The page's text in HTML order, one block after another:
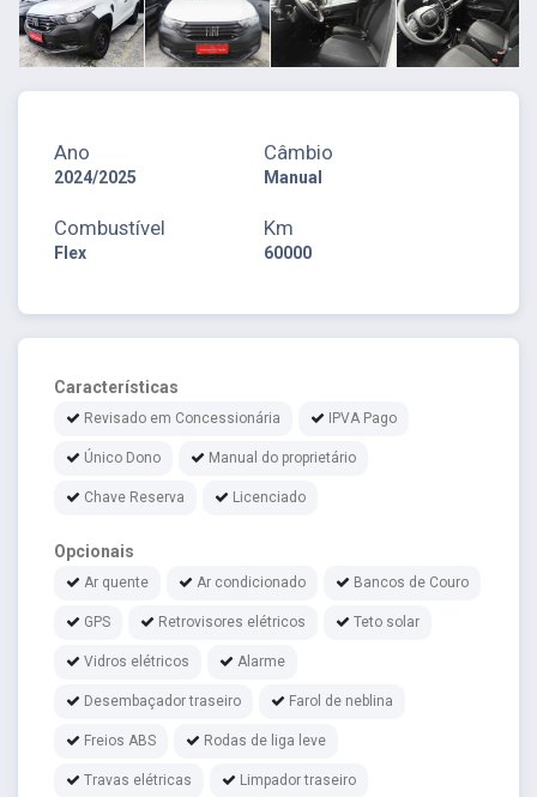
Ano
2024/2025
Câmbio
Manual
Combustível
Flex
Km
60000
Características
Revisado em Concessionária IPVA Pago
Único Dono Manual do proprietário
Chave Reserva Licenciado
Opcionais
Ar quente Ar condicionado Bancos de Couro
GPS Retrovisores elétricos Teto solar
Vidros elétricos Alarme
Desembaçador traseiro Farol de neblina
Freios ABS Rodas de liga leve
Travas elétricas Limpador traseiro